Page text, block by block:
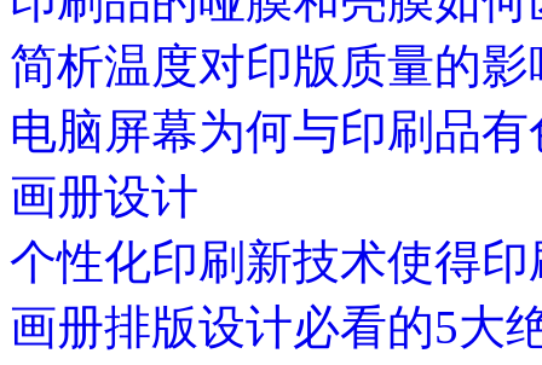
简析温度对印版质量的影
电脑屏幕为何与印刷品有
画册设计
个性化印刷新技术使得
画册排版设计必看的5大